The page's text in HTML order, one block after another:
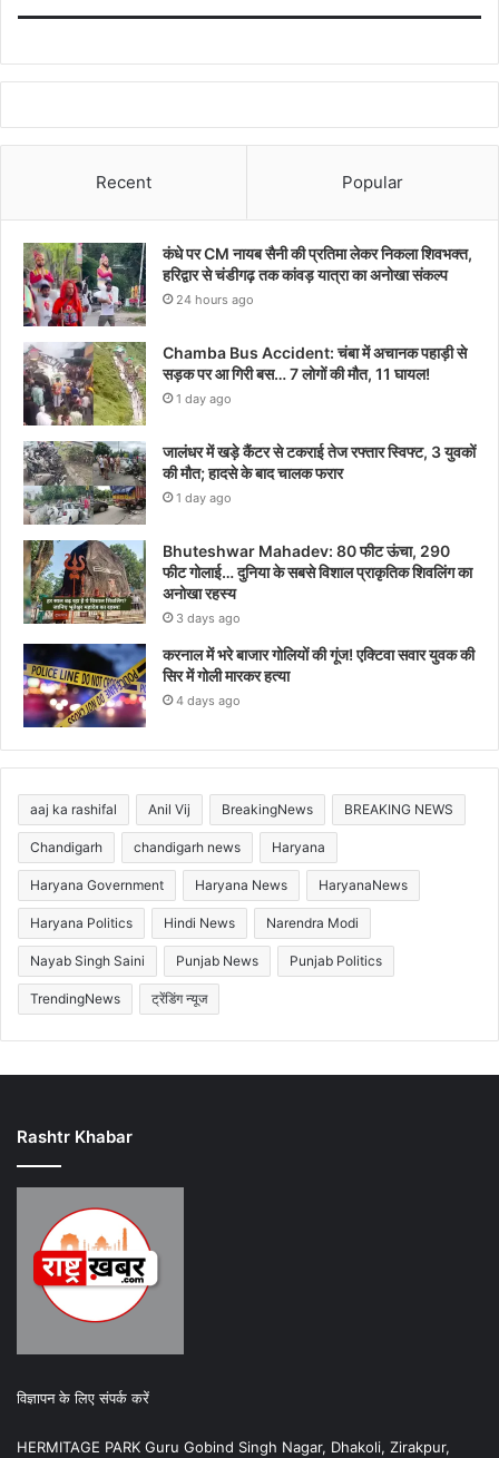
Recent Popular
कंधे पर CM नायब सैनी की प्रतिमा लेकर निकला शिवभक्त,
हरिद्वार से चंडीगढ़ तक कांवड़ यात्रा का अनोखा संकल्प
24 hours ago
Chamba Bus Accident: चंबा में अचानक पहाड़ी से
सड़क पर आ गिरी बस… 7 लोगों की मौत, 11 घायल!
1 day ago
जालंधर में खड़े कैंटर से टकराई तेज रफ्तार स्विफ्ट, 3 युवकों
की मौत; हादसे के बाद चालक फरार
1 day ago
Bhuteshwar Mahadev: 80 फीट ऊंचा, 290
फीट गोलाई… दुनिया के सबसे विशाल प्राकृतिक शिवलिंग का
अनोखा रहस्य
3 days ago
करनाल में भरे बाजार गोलियों की गूंज! एक्टिवा सवार युवक की
सिर में गोली मारकर हत्या
4 days ago
aaj ka rashifal Anil Vij BreakingNews BREAKING NEWS
Chandigarh chandigarh news Haryana
Haryana Government Haryana News HaryanaNews
Haryana Politics Hindi News Narendra Modi
Nayab Singh Saini Punjab News Punjab Politics
TrendingNews ट्रेंडिंग न्यूज
Rashtr Khabar
विज्ञापन के लिए संपर्क करें
HERMITAGE PARK Guru Gobind Singh Nagar, Dhakoli, Zirakpur,